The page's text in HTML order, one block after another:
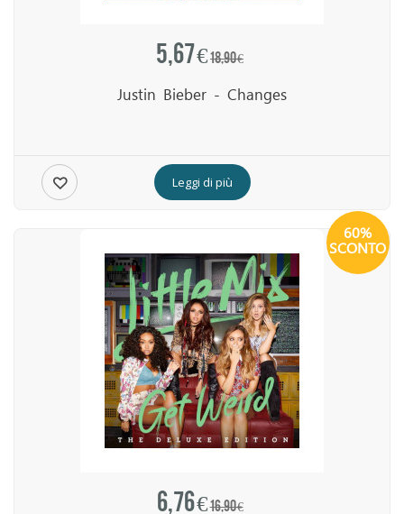
5,67 €18,90 €
Justin Bieber - Changes
Leggi di più
6,76 €16,90 €
60%
SCONTO